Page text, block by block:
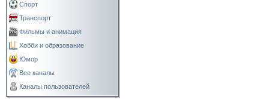
Спорт
Транспорт
Фильмы и анимация
Хобби и образование
Юмор
Все каналы
Каналы пользователей